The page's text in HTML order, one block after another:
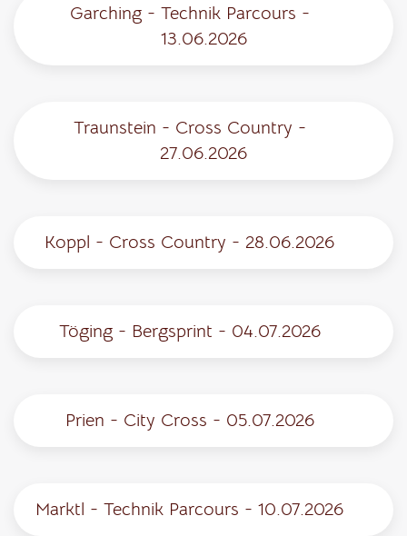
Garching - Technik Parcours -
13.06.2026
Traunstein - Cross Country -
27.06.2026
Koppl - Cross Country - 28.06.2026
Töging - Bergsprint - 04.07.2026
Prien - City Cross - 05.07.2026
Marktl - Technik Parcours - 10.07.2026